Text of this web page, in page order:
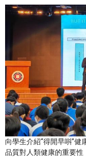
向學生介紹“得閒早唞”
品質對人類健康的重要性